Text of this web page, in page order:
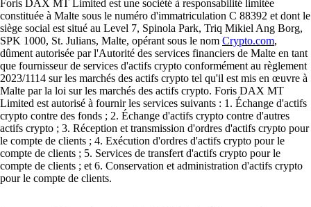
Foris DAX MT Limited est une société à responsabilité limitée
constituée à Malte sous le numéro d'immatriculation C 88392 et dont le
siège social est situé au Level 7, Spinola Park, Triq Mikiel Ang Borg,
SPK 1000, St. Julians, Malte, opérant sous le nom Crypto.com,
dûment autorisée par l'Autorité des services financiers de Malte en tant
que fournisseur de services d'actifs crypto conformément au règlement
2023/1114 sur les marchés des actifs crypto tel qu'il est mis en œuvre à
Malte par la loi sur les marchés des actifs crypto. Foris DAX MT
Limited est autorisé à fournir les services suivants : 1. Échange d'actifs
crypto contre des fonds ; 2. Échange d'actifs crypto contre d'autres
actifs crypto ; 3. Réception et transmission d'ordres d'actifs crypto pour
le compte de clients ; 4. Exécution d'ordres d'actifs crypto pour le
compte de clients ; 5. Services de transfert d'actifs crypto pour le
compte de clients ; et 6. Conservation et administration d'actifs crypto
pour le compte de clients.